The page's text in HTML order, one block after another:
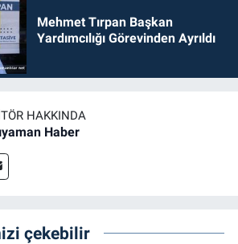
Mehmet Tırpan Başkan
Yardımcılığı Görevinden Ayrıldı
HAKKINDA
Haber
çekebilir